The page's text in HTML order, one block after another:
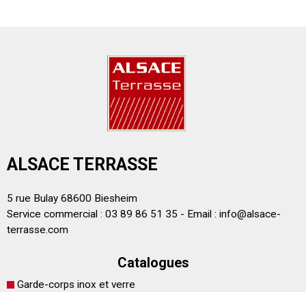
ALSACE TERRASSE
5 rue Bulay 68600 Biesheim
Service commercial : 03 89 86 51 35 - Email : info@alsace-
terrasse.com
Catalogues
Garde-corps inox et verre